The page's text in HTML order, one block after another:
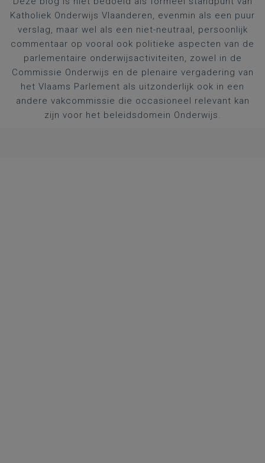
Katholiek Onderwijs Vlaanderen, evenmin als een puur
verslag, maar wel als een niet-neutraal, persoonlijk
commentaar op vooral ook politieke aspecten van de
parlementaire onderwijsactiviteiten, zowel in de
Commissie Onderwijs en de plenaire vergadering van
het Vlaams Parlement als uitzonderlijk ook in een
andere vakcommissie die occasioneel relevant kan
zijn voor het beleidsdomein Onderwijs.